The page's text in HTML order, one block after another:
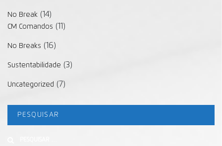
No Break (14)
CM Comandos (11)
No Breaks (16)
Sustentabilidade (3)
Uncategorized (7)
PESQUISAR